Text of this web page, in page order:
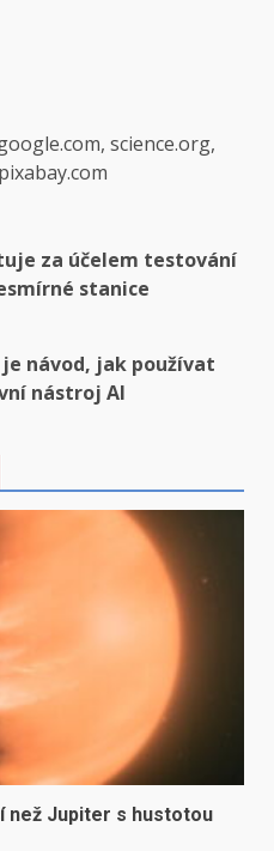
science.org,
za účelem testování
stanice
je návod, jak používat
nástroj AI
než Jupiter s hustotou